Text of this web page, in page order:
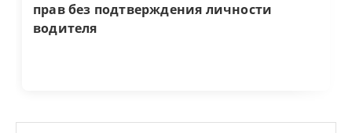
прав без подтверждения личности
водителя